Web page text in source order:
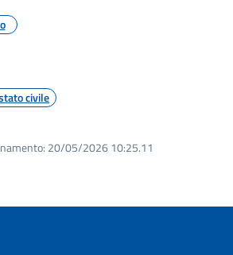
civile
20/05/2026 10:25.11